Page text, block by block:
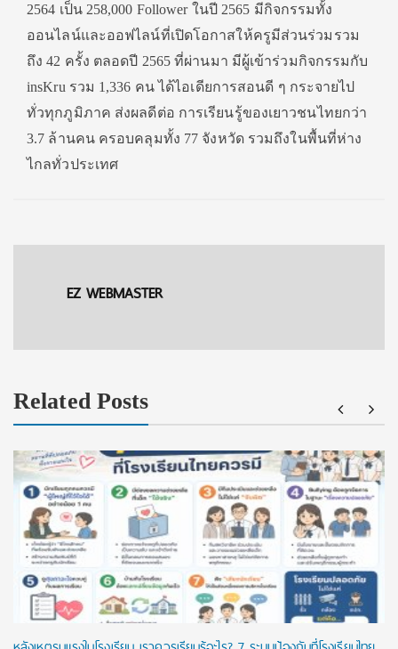
2564 เป็น 258,000 Follower ในปี 2565 มีกิจกรรมทั้ง
ออนไลน์และออฟไลน์ที่เปิดโอกาสให้ครูมีส่วนร่วมรวม
ถึง 42 ครั้ง ตลอดปี 2565 ที่ผ่านมา มีผู้เข้าร่วมกิจกรรมกับ
insKru รวม 1,336 คน ได้ไอเดียการสอนดี ๆ กระจายไป
ทั่วทุกภูมิภาค ส่งผลดีต่อ การเรียนรู้ของเยาวชนไทยกว่า
3.7 ล้านคน ครอบคลุมทั้ง 77 จังหวัด รวมถึงในพื้นที่ห่าง
ไกลทั่วประเทศ
EZ WEBMASTER
Related Posts